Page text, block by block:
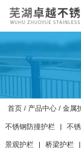
首页 / 产品中心 / 金属
不锈钢防撞护栏 不
景观护栏 桥梁护栏